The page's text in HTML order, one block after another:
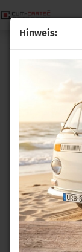
Hinweis:
Tempomat GRA